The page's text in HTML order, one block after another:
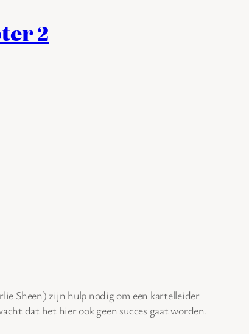
2
Sheen) zijn hulp nodig om een kartelleider
dat het hier ook geen succes gaat worden.